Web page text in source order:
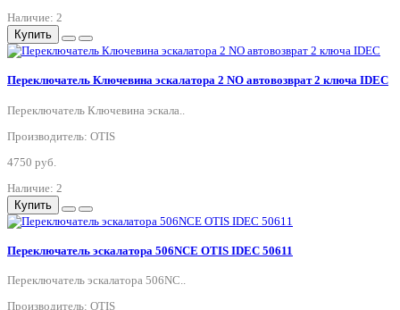
Наличие: 2
Купить
Переключатель Ключевина эскалатора 2 NO автовозврат 2 ключа IDEC
Переключатель Ключевина эскала..
Производитель: OTIS
4750 руб.
Наличие: 2
Купить
Переключатель эскалатора 506NCE OTIS IDEC 50611
Переключатель эскалатора 506NC..
Производитель: OTIS